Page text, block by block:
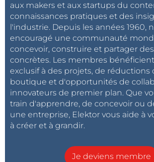
aux makers et aux startups du
connaissances pratiques et des
l'industrie. Depuis les années 1960,
encouragé une communauté
concevoir, construire et partager
concrètes. Les membres
exclusif à des projets, de réductions
boutique et d'opportunités de
innovateurs de premier plan. Que
train d'apprendre, de concevoir ou
une entreprise, Elektor vous aide à
à créer et à grandir.
Je deviens membre